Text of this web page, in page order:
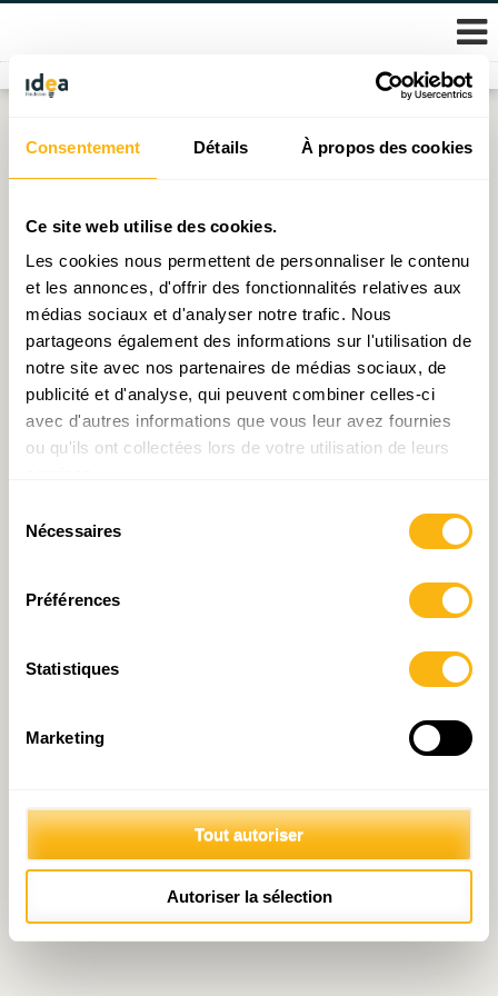
Consentement Détails À propos des cookies
Ce site web utilise des cookies.
Les cookies nous permettent de personnaliser le contenu
et les annonces, d'offrir des fonctionnalités relatives aux
médias sociaux et d'analyser notre trafic. Nous
partageons également des informations sur l'utilisation de
notre site avec nos partenaires de médias sociaux, de
publicité et d'analyse, qui peuvent combiner celles-ci
avec d'autres informations que vous leur avez fournies
ou qu'ils ont collectées lors de votre utilisation de leurs
Nécessaires
Préférences
Statistiques
Marketing
Tout autoriser
Autoriser la sélection
Skip
content
Étiquette : immobilier Vienne
C’est graphe docteur ? Vienne/Luxembourg :
Comparaison n’est pas (forcément) raison !
Publié le07.11.2024par Michel - Edouard Ruben
© 2026 Fondation IDEA
Politique de protection des données personnelles